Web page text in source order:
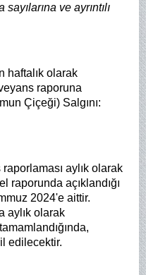
ve ayrıntılı
haftalık olarak
raporuna
Çiçeği) Salgını:
aylık olarak
raporunda açıklandığı
2024'e aittir.
aylık olarak
edilecektir.